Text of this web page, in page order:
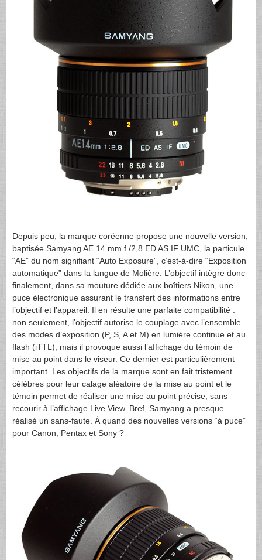
Depuis peu, la marque coréenne propose une nouvelle version,
baptisée Samyang AE 14 mm f /2,8 ED AS IF UMC , la particule
“AE” du nom signifiant “Auto Exposure”, c’est-à-dire “Exposition
automatique” dans la langue de Molière. L’objectif intègre donc
finalement, dans sa mouture dédiée aux boîtiers Nikon, une
puce électronique assurant le transfert des informations entre
l’objectif et l’appareil. Il en résulte une parfaite compatibilité :
non seulement, l’objectif autorise le couplage avec l’ensemble
des modes d’exposition (P, S, A et M) en lumière continue et au
flash (iTTL), mais il provoque aussi l’affichage du témoin de
mise au point dans le viseur. Ce dernier est particulièrement
important. Les objectifs de la marque sont en fait tristement
célèbres pour leur calage aléatoire de la mise au point et le
témoin permet de réaliser une mise au point précise, sans
recourir à l’affichage Live View. Bref, Samyang a presque
réalisé un sans-faute. À quand des nouvelles versions “à puce”
pour Canon, Pentax et Sony ?